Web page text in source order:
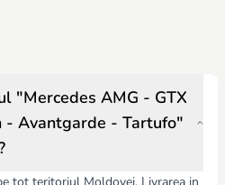
"Mercedes AMG - GTX
- Avantgarde - Tartufo"